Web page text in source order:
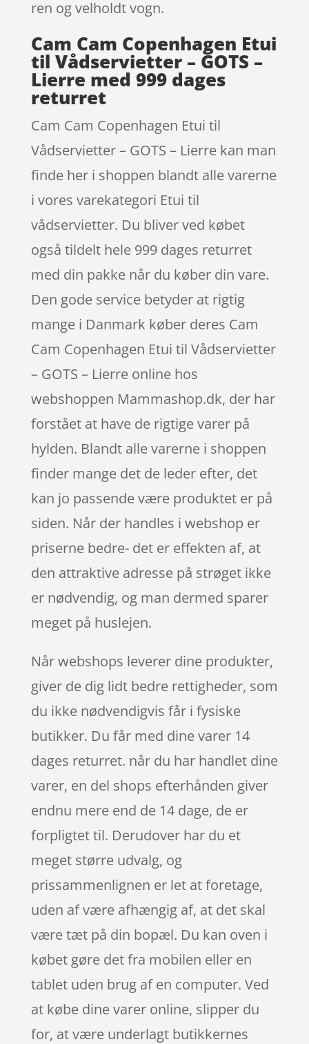
ren og velholdt vogn.
Cam Cam Copenhagen Etui
til Vådservietter – GOTS –
Lierre med 999 dages
returret
Cam Cam Copenhagen Etui til
Vådservietter – GOTS – Lierre kan man
finde her i shoppen blandt alle varerne
i vores varekategori Etui til
vådservietter. Du bliver ved købet
også tildelt hele 999 dages returret
med din pakke når du køber din vare.
Den gode service betyder at rigtig
mange i Danmark køber deres Cam
Cam Copenhagen Etui til Vådservietter
– GOTS – Lierre online hos
webshoppen Mammashop.dk, der har
forstået at have de rigtige varer på
hylden. Blandt alle varerne i shoppen
finder mange det de leder efter, det
kan jo passende være produktet er på
siden. Når der handles i webshop er
priserne bedre- det er effekten af, at
den attraktive adresse på strøget ikke
er nødvendig, og man dermed sparer
meget på huslejen.
Når webshops leverer dine produkter,
giver de dig lidt bedre rettigheder, som
du ikke nødvendigvis får i fysiske
butikker. Du får med dine varer 14
dages returret. når du har handlet dine
varer, en del shops efterhånden giver
endnu mere end de 14 dage, de er
forpligtet til. Derudover har du et
meget større udvalg, og
prissammenlignen er let at foretage,
uden af være afhængig af, at det skal
være tæt på din bopæl. Du kan oven i
købet gøre det fra mobilen eller en
tablet uden brug af en computer. Ved
at købe dine varer online, slipper du
for, at være underlagt butikkernes